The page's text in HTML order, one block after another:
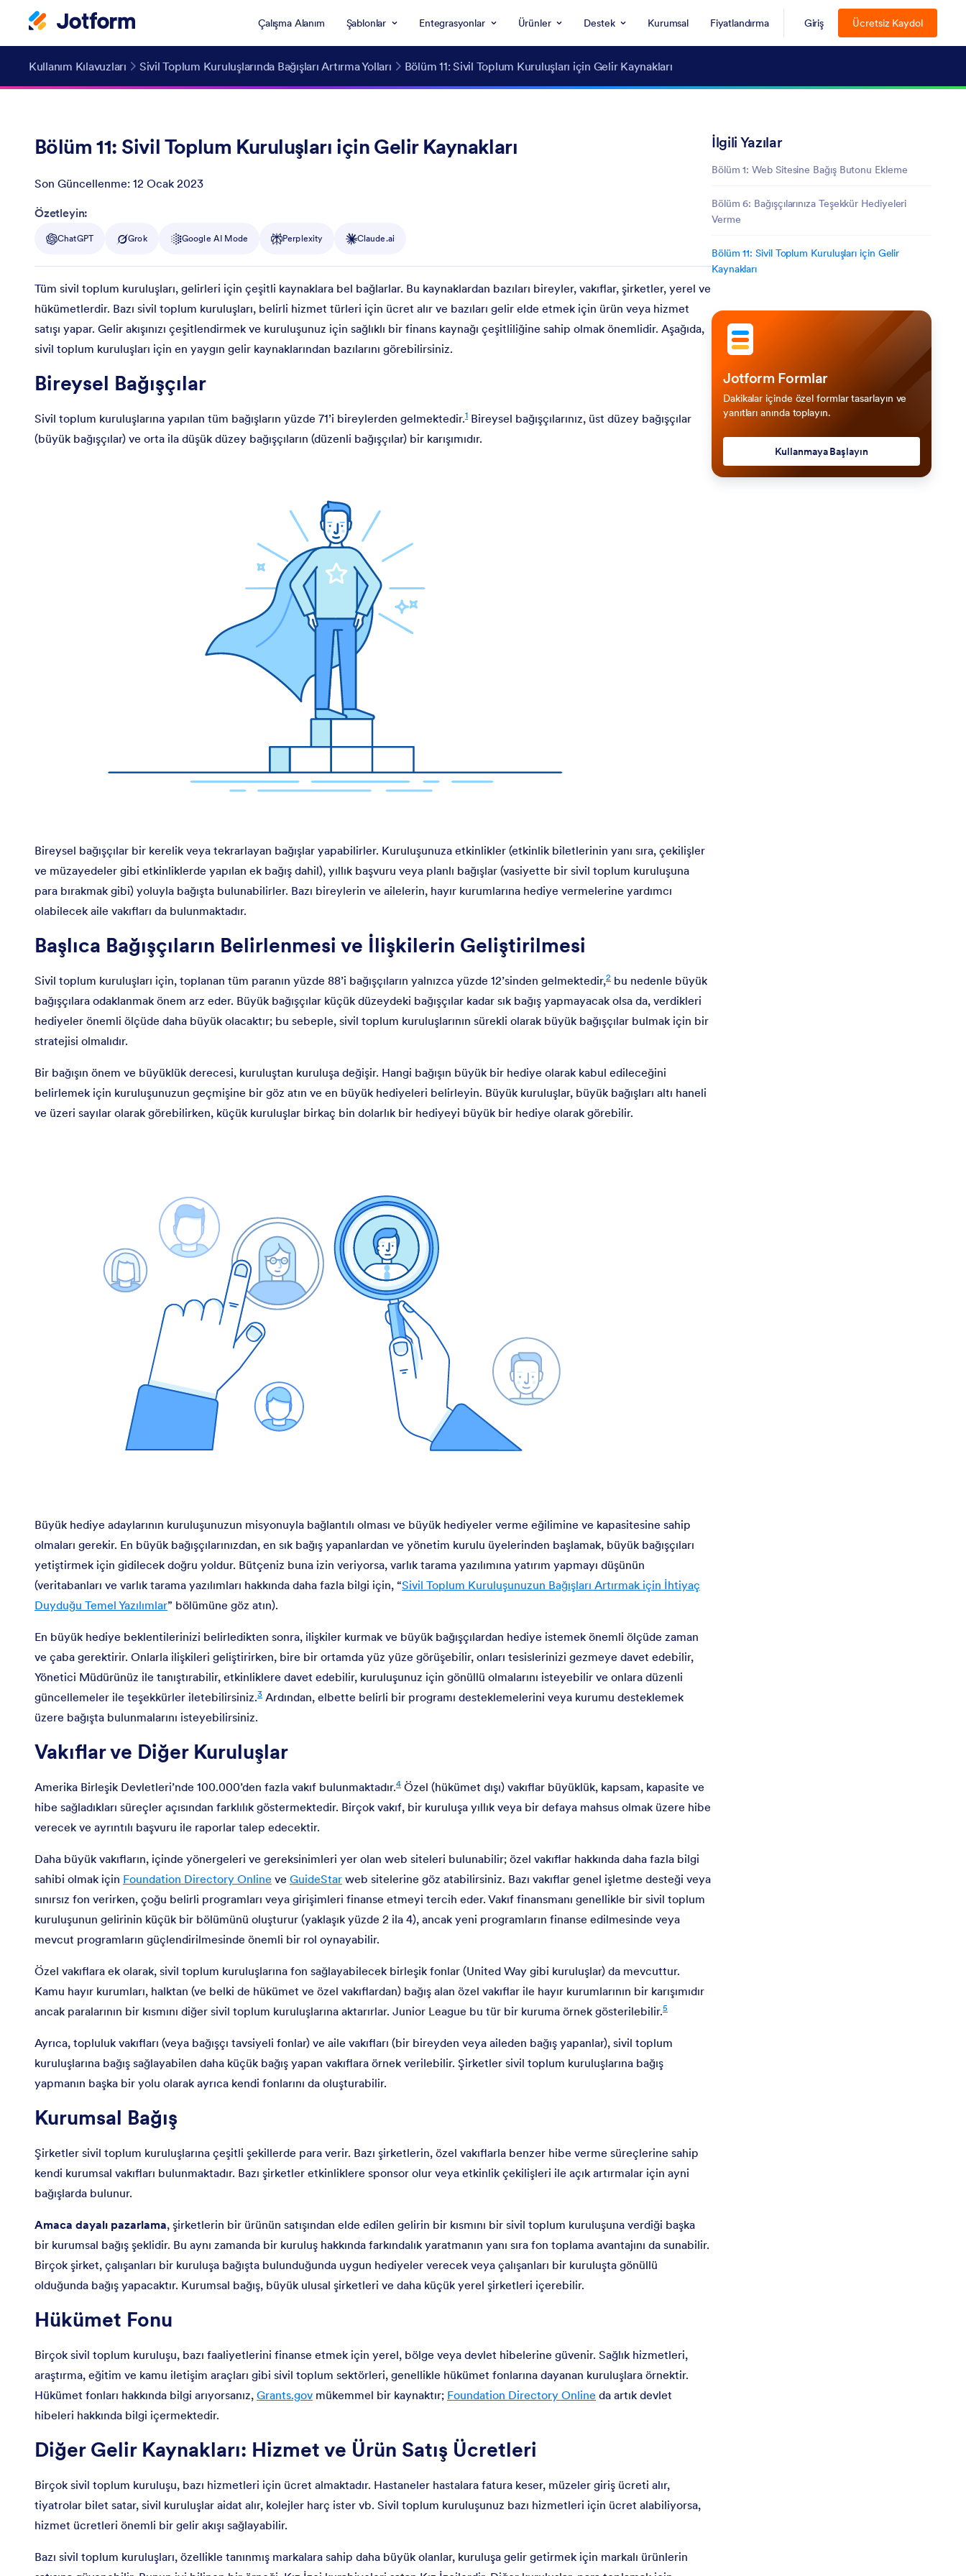
Çalışma Alanım Şablonlar Entegrasyonlar Ürünler Destek Kurumsal Fiyatlandırma Giriş Ücretsiz Kaydol
Kullanım Kılavuzları Sivil Toplum Kuruluşlarında Bağışları Artırma Yolları Bölüm 11: Sivil Toplum Kuruluşları için Gelir Kaynakları
Bölüm 11: Sivil Toplum Kuruluşları için Gelir Kaynakları
Son Güncellenme: 12 Ocak 2023
Post ID
Özetleyin:
ChatGPT Grok Google AI Mode Perplexity Claude.ai
Tüm sivil toplum kuruluşları, gelirleri için çeşitli kaynaklara bel bağlarlar. Bu kaynaklardan bazıları bireyler, vakıflar, şirketler, yerel ve
hükümetlerdir. Bazı sivil toplum kuruluşları, belirli hizmet türleri için ücret alır ve bazıları gelir elde etmek için ürün veya hizmet
satışı yapar. Gelir akışınızı çeşitlendirmek ve kuruluşunuz için sağlıklı bir finans kaynağı çeşitliliğine sahip olmak önemlidir. Aşağıda,
sivil toplum kuruluşları için en yaygın gelir kaynaklarından bazılarını görebilirsiniz.
Bireysel Bağışçılar
Sivil toplum kuruluşlarına yapılan tüm bağışların yüzde 71’i bireylerden gelmektedir.1 Bireysel bağışçılarınız, üst düzey bağışçılar
(büyük bağışçılar) ve orta ila düşük düzey bağışçıların (düzenli bağışçılar) bir karışımıdır.
Bireysel bağışçılar bir kerelik veya tekrarlayan bağışlar yapabilirler. Kuruluşunuza etkinlikler (etkinlik biletlerinin yanı sıra, çekilişler
ve müzayedeler gibi etkinliklerde yapılan ek bağış dahil), yıllık başvuru veya planlı bağışlar (vasiyette bir sivil toplum kuruluşuna
para bırakmak gibi) yoluyla bağışta bulunabilirler. Bazı bireylerin ve ailelerin, hayır kurumlarına hediye vermelerine yardımcı
olabilecek aile vakıfları da bulunmaktadır.
Başlıca Bağışçıların Belirlenmesi ve İlişkilerin Geliştirilmesi
Sivil toplum kuruluşları için, toplanan tüm paranın yüzde 88’i bağışçıların yalnızca yüzde 12’sinden gelmektedir,2 bu nedenle büyük
bağışçılara odaklanmak önem arz eder. Büyük bağışçılar küçük düzeydeki bağışçılar kadar sık bağış yapmayacak olsa da, verdikleri
hediyeler önemli ölçüde daha büyük olacaktır; bu sebeple, sivil toplum kuruluşlarının sürekli olarak büyük bağışçılar bulmak için bir
stratejisi olmalıdır.
Bir bağışın önem ve büyüklük derecesi, kuruluştan kuruluşa değişir. Hangi bağışın büyük bir hediye olarak kabul edileceğini
belirlemek için kuruluşunuzun geçmişine bir göz atın ve en büyük hediyeleri belirleyin. Büyük kuruluşlar, büyük bağışları altı haneli
ve üzeri sayılar olarak görebilirken, küçük kuruluşlar birkaç bin dolarlık bir hediyeyi büyük bir hediye olarak görebilir.
Büyük hediye adaylarının kuruluşunuzun misyonuyla bağlantılı olması ve büyük hediyeler verme eğilimine ve kapasitesine sahip
olmaları gerekir. En büyük bağışçılarınızdan, en sık bağış yapanlardan ve yönetim kurulu üyelerinden başlamak, büyük bağışçıları
yetiştirmek için gidilecek doğru yoldur. Bütçeniz buna izin veriyorsa, varlık tarama yazılımına yatırım yapmayı düşünün
(veritabanları ve varlık tarama yazılımları hakkında daha fazla bilgi için, “Sivil Toplum Kuruluşunuzun Bağışları Artırmak için İhtiyaç
Duyduğu Temel Yazılımlar” bölümüne göz atın).
En büyük hediye beklentilerinizi belirledikten sonra, ilişkiler kurmak ve büyük bağışçılardan hediye istemek önemli ölçüde zaman
ve çaba gerektirir. Onlarla ilişkileri geliştirirken, bire bir ortamda yüz yüze görüşebilir, onları tesislerinizi gezmeye davet edebilir,
Yönetici Müdürünüz ile tanıştırabilir, etkinliklere davet edebilir, kuruluşunuz için gönüllü olmalarını isteyebilir ve onlara düzenli
güncellemeler ile teşekkürler iletebilirsiniz.3 Ardından, elbette belirli bir programı desteklemelerini veya kurumu desteklemek
üzere bağışta bulunmalarını isteyebilirsiniz.
Vakıflar ve Diğer Kuruluşlar
Amerika Birleşik Devletleri’nde 100.000’den fazla vakıf bulunmaktadır.4 Özel (hükümet dışı) vakıflar büyüklük, kapsam, kapasite ve
hibe sağladıkları süreçler açısından farklılık göstermektedir. Birçok vakıf, bir kuruluşa yıllık veya bir defaya mahsus olmak üzere hibe
verecek ve ayrıntılı başvuru ile raporlar talep edecektir.
Daha büyük vakıfların, içinde yönergeleri ve gereksinimleri yer olan web siteleri bulunabilir; özel vakıflar hakkında daha fazla bilgi
sahibi olmak için Foundation Directory Online ve GuideStar web sitelerine göz atabilirsiniz. Bazı vakıflar genel işletme desteği veya
sınırsız fon verirken, çoğu belirli programları veya girişimleri finanse etmeyi tercih eder. Vakıf finansmanı genellikle bir sivil toplum
kuruluşunun gelirinin küçük bir bölümünü oluşturur (yaklaşık yüzde 2 ila 4), ancak yeni programların finanse edilmesinde veya
mevcut programların güçlendirilmesinde önemli bir rol oynayabilir.
Özel vakıflara ek olarak, sivil toplum kuruluşlarına fon sağlayabilecek birleşik fonlar (United Way gibi kuruluşlar) da mevcuttur.
Kamu hayır kurumları, halktan (ve belki de hükümet ve özel vakıflardan) bağış alan özel vakıflar ile hayır kurumlarının bir karışımıdır
ancak paralarının bir kısmını diğer sivil toplum kuruluşlarına aktarırlar. Junior League bu tür bir kuruma örnek gösterilebilir.5
Ayrıca, topluluk vakıfları (veya bağışçı tavsiyeli fonlar) ve aile vakıfları (bir bireyden veya aileden bağış yapanlar), sivil toplum
kuruluşlarına bağış sağlayabilen daha küçük bağış yapan vakıflara örnek verilebilir. Şirketler sivil toplum kuruluşlarına bağış
yapmanın başka bir yolu olarak ayrıca kendi fonlarını da oluşturabilir.
Kurumsal Bağış
Şirketler sivil toplum kuruluşlarına çeşitli şekillerde para verir. Bazı şirketlerin, özel vakıflarla benzer hibe verme süreçlerine sahip
kendi kurumsal vakıfları bulunmaktadır. Bazı şirketler etkinliklere sponsor olur veya etkinlik çekilişleri ile açık artırmalar için ayni
bağışlarda bulunur.
Amaca dayalı pazarlama, şirketlerin bir ürünün satışından elde edilen gelirin bir kısmını bir sivil toplum kuruluşuna verdiği başka
bir kurumsal bağış şeklidir. Bu aynı zamanda bir kuruluş hakkında farkındalık yaratmanın yanı sıra fon toplama avantajını da sunabilir.
Birçok şirket, çalışanları bir kuruluşa bağışta bulunduğunda uygun hediyeler verecek veya çalışanları bir kuruluşta gönüllü
olduğunda bağış yapacaktır. Kurumsal bağış, büyük ulusal şirketleri ve daha küçük yerel şirketleri içerebilir.
Hükümet Fonu
Birçok sivil toplum kuruluşu, bazı faaliyetlerini finanse etmek için yerel, bölge veya devlet hibelerine güvenir. Sağlık hizmetleri,
araştırma, eğitim ve kamu iletişim araçları gibi sivil toplum sektörleri, genellikle hükümet fonlarına dayanan kuruluşlara örnektir.
Hükümet fonları hakkında bilgi arıyorsanız, Grants.gov mükemmel bir kaynaktır; Foundation Directory Online da artık devlet
hibeleri hakkında bilgi içermektedir.
Diğer Gelir Kaynakları: Hizmet ve Ürün Satış Ücretleri
Birçok sivil toplum kuruluşu, bazı hizmetleri için ücret almaktadır. Hastaneler hastalara fatura keser, müzeler giriş ücreti alır,
tiyatrolar bilet satar, sivil kuruluşlar aidat alır, kolejler harç ister vb. Sivil toplum kuruluşunuz bazı hizmetleri için ücret alabiliyorsa,
hizmet ücretleri önemli bir gelir akışı sağlayabilir.
Bazı sivil toplum kuruluşları, özellikle tanınmış markalara sahip daha büyük olanlar, kuruluşa gelir getirmek için markalı ürünlerin
İlgili Yazılar
Bölüm 1: Web Sitesine Bağış Butonu Ekleme
Bölüm 6: Bağışçılarınıza Teşekkür Hediyeleri
Verme
Bölüm 11: Sivil Toplum Kuruluşları için Gelir
Kaynakları
Jotform Formlar
Dakikalar içinde özel formlar tasarlayın ve
yanıtları anında toplayın.
Kullanmaya Başlayın